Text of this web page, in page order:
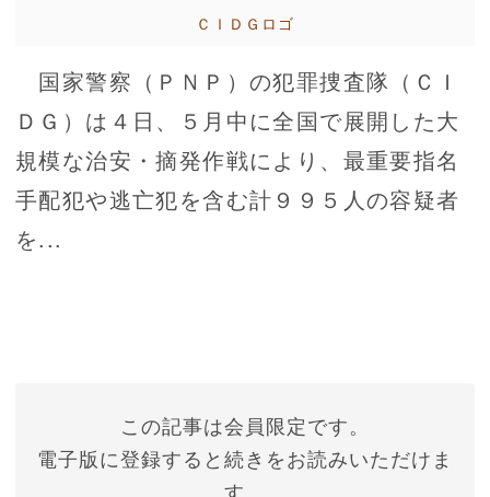
ＣＩＤＧロゴ
国家警察（ＰＮＰ）の犯罪捜査隊（ＣＩ
ＤＧ）は４日、５月中に全国で展開した大
規模な治安・摘発作戦により、最重要指名
手配犯や逃亡犯を含む計９９５人の容疑者
を...
この記事は会員限定です。
電子版に登録すると続きをお読みいただけま
す。